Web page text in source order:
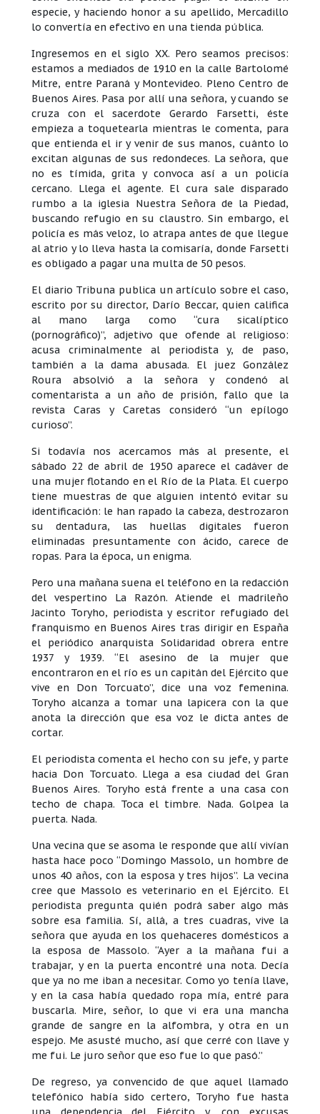
especie, y haciendo honor a su apellido, Mercadillo
lo convertía en efectivo en una tienda pública.
Ingresemos en el siglo XX. Pero seamos precisos:
estamos a mediados de 1910 en la calle Bartolomé
Mitre, entre Paraná y Montevideo. Pleno Centro de
Buenos Aires. Pasa por allí una señora, y cuando se
cruza con el sacerdote Gerardo Farsetti, éste
empieza a toquetearla mientras le comenta, para
que entienda el ir y venir de sus manos, cuánto lo
excitan algunas de sus redondeces. La señora, que
no es tímida, grita y convoca así a un policía
cercano. Llega el agente. El cura sale disparado
rumbo a la iglesia Nuestra Señora de la Piedad,
buscando refugio en su claustro. Sin embargo, el
policía es más veloz, lo atrapa antes de que llegue
al atrio y lo lleva hasta la comisaría, donde Farsetti
es obligado a pagar una multa de 50 pesos.
El diario Tribuna publica un artículo sobre el caso,
escrito por su director, Darío Beccar, quien califica
al mano larga como “cura sicalíptico
(pornográfico)”, adjetivo que ofende al religioso:
acusa criminalmente al periodista y, de paso,
también a la dama abusada. El juez González
Roura absolvió a la señora y condenó al
comentarista a un año de prisión, fallo que la
revista Caras y Caretas consideró “un epílogo
curioso”.
Si todavía nos acercamos más al presente, el
sábado 22 de abril de 1950 aparece el cadáver de
una mujer flotando en el Río de la Plata. El cuerpo
tiene muestras de que alguien intentó evitar su
identificación: le han rapado la cabeza, destrozaron
su dentadura, las huellas digitales fueron
eliminadas presuntamente con ácido, carece de
ropas. Para la época, un enigma.
Pero una mañana suena el teléfono en la redacción
del vespertino La Razón. Atiende el madrileño
Jacinto Toryho, periodista y escritor refugiado del
franquismo en Buenos Aires tras dirigir en España
el periódico anarquista Solidaridad obrera entre
1937 y 1939. “El asesino de la mujer que
encontraron en el río es un capitán del Ejército que
vive en Don Torcuato”, dice una voz femenina.
Toryho alcanza a tomar una lapicera con la que
anota la dirección que esa voz le dicta antes de
cortar.
El periodista comenta el hecho con su jefe, y parte
hacia Don Torcuato. Llega a esa ciudad del Gran
Buenos Aires. Toryho está frente a una casa con
techo de chapa. Toca el timbre. Nada. Golpea la
puerta. Nada.
Una vecina que se asoma le responde que allí vivían
hasta hace poco “Domingo Massolo, un hombre de
unos 40 años, con la esposa y tres hijos”. La vecina
cree que Massolo es veterinario en el Ejército. El
periodista pregunta quién podrá saber algo más
sobre esa familia. Sí, allá, a tres cuadras, vive la
señora que ayuda en los quehaceres domésticos a
la esposa de Massolo. “Ayer a la mañana fui a
trabajar, y en la puerta encontré una nota. Decía
que ya no me iban a necesitar. Como yo tenía llave,
y en la casa había quedado ropa mía, entré para
buscarla. Mire, señor, lo que vi era una mancha
grande de sangre en la alfombra, y otra en un
espejo. Me asusté mucho, así que cerré con llave y
me fui. Le juro señor que eso fue lo que pasó.”
De regreso, ya convencido de que aquel llamado
telefónico había sido certero, Toryho fue hasta